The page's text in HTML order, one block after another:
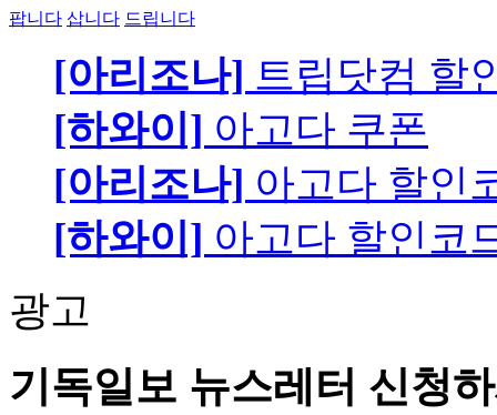
팝니다 삽니다 드립니다
[아리조나] 트립닷컴 할
[하와이] 아고다 쿠폰
[아리조나] 아고다 할인
[하와이] 아고다 할인코
광고
기독일보 뉴스레터 신청